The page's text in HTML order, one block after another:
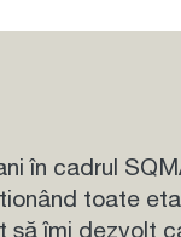
în cadrul
toate
să îmi dezvolt